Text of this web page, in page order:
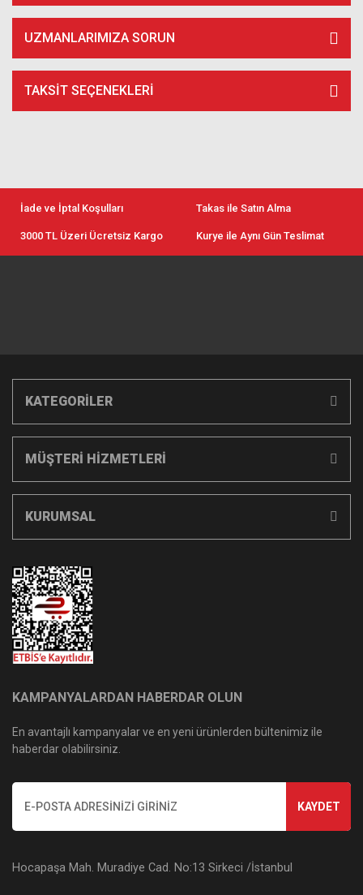
UZMANLARIMIZA SORUN
TAKSIT SEÇENEKLERI
İade ve İptal Koşulları Takas ile Satın Alma
3000 TL Üzeri Ücretsiz Kargo Kurye ile Aynı Gün Teslimat
KATEGORİLER
MÜŞTERİ HİZMETLERİ
KURUMSAL
KAMPANYALARDAN HABERDAR OLUN
En avantajlı kampanyalar ve en yeni ürünlerden bültenimiz ile
haberdar olabilirsiniz.
KAYDET
Hocapaşa Mah. Muradiye Cad. No:13 Sirkeci /İstanbul